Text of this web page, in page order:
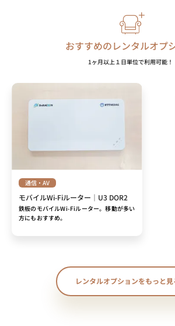
おすすめのレンタルオプ
1ヶ月以上１日単位で利用可能！
通信・AV
モバイルWi-Fiルーター｜U3 DOR2
鉄板のモバイルWi-Fiルーター。移動が多い
方にもおすすめ。
レンタルオプションをもっと見